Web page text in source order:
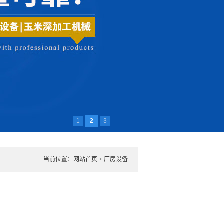
1 2 3
当前位置： 网站首页 > 厂房设备